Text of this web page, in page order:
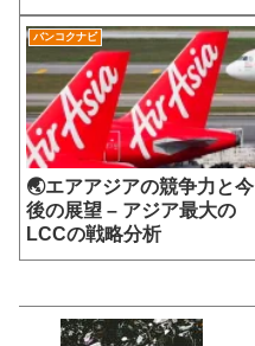
バンコクナビ
🌏エアアジアの競争力と今
後の展望 – アジア最大の
LCCの戦略分析